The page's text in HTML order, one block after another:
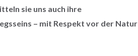
sie uns auch ihre
– mit Respekt vor der Natur